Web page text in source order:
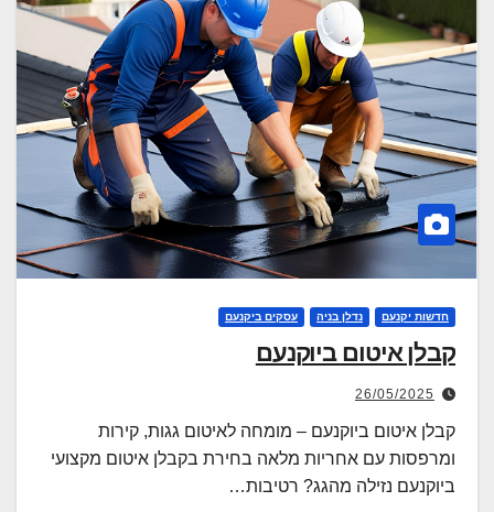
חדשות יקנעם נדלן בניה עסקים ביקנעם
קבלן איטום ביוקנעם
26/05/2025
קבלן איטום ביוקנעם – מומחה לאיטום גגות, קירות
ומרפסות עם אחריות מלאה בחירת בקבלן איטום מקצועי
ביוקנעם נזילה מהגג? רטיבות…